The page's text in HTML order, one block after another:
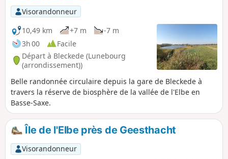
Visorandonneur
10,49 km
+7 m
-7 m
3h 00
Facile
Départ à Bleckede (Lunebourg
(arrondissement))
Belle randonnée circulaire depuis la gare de Bleckede à
travers la réserve de biosphère de la vallée de l'Elbe en
Basse-Saxe.
Île de l'Elbe près de Geesthacht
Visorandonneur